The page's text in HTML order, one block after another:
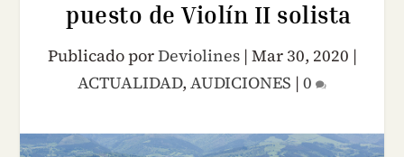
puesto de Violín II solista
Publicado porDeviolines| Mar 30, 2020 |
ACTUALIDAD, AUDICIONES | 0